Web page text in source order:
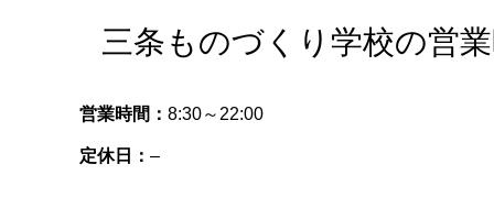
三条ものづくり学校の営
営業時間： 8:30～22:00
定休日： –